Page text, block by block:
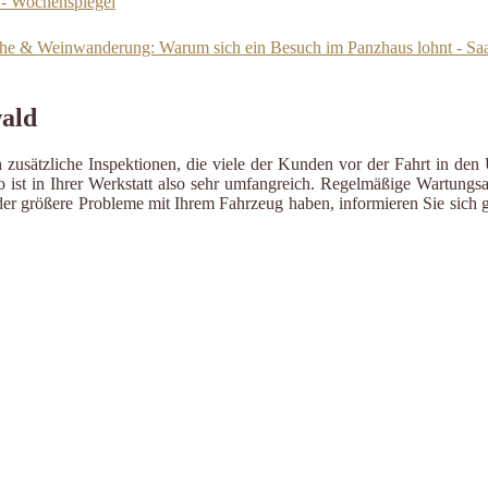
& Weinwanderung: Warum sich ein Besuch im Panzhaus lohnt -
zusätzliche Inspektionen, die viele der Kunden vor der Fahrt in
in Ihrer Werkstatt also sehr umfangreich. Regelmäßige
größere Probleme mit Ihrem Fahrzeug haben, informieren Sie sich